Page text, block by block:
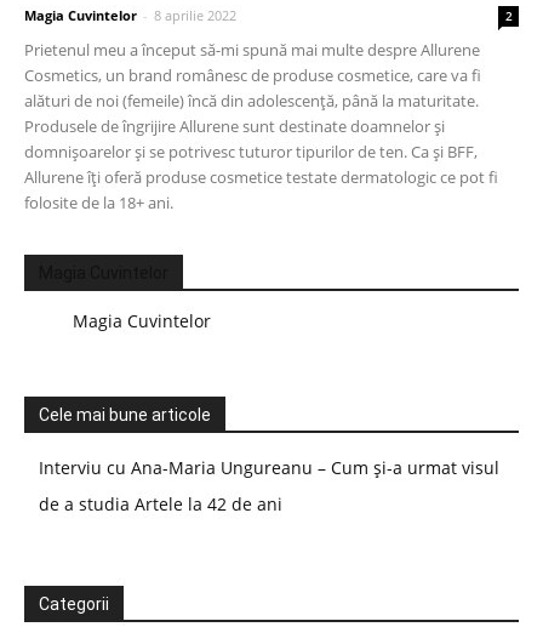
Magia Cuvintelor - 8 aprilie 2022 2
Prietenul meu a început să-mi spună mai multe despre Allurene
Cosmetics, un brand românesc de produse cosmetice, care va fi
alături de noi (femeile) încă din adolescență, până la maturitate.
Produsele de îngrijire Allurene sunt destinate doamnelor și
domnișoarelor și se potrivesc tuturor tipurilor de ten. Ca și BFF,
Allurene îți oferă produse cosmetice testate dermatologic ce pot fi
folosite de la 18+ ani.
Magia Cuvintelor
Cele mai bune articole
Interviu cu Ana-Maria Ungureanu – Cum și-a urmat visul
de a studia Artele la 42 de ani
Categorii